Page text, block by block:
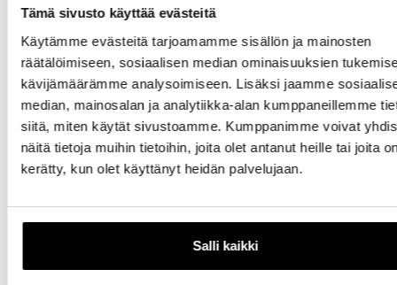
Tämä sivusto käyttää evästeitä
Käytämme evästeitä tarjoamamme sisällön ja mainosten
räätälöimiseen, sosiaalisen median ominaisuuksien
kävijämäärämme analysoimiseen. Lisäksi jaamme
median, mainosalan ja analytiikka-alan kumppaneillemme
siitä, miten käytät sivustoamme. Kumppanimme voivat
näitä tietoja muihin tietoihin, joita olet antanut heille tai joita
kerätty, kun olet käyttänyt heidän palvelujaan.
Salli kaikki
Myös muualla itiksessä
tapahtuu